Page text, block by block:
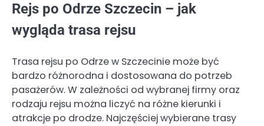
Rejs po Odrze Szczecin – jak
wygląda trasa rejsu
Trasa rejsu po Odrze w Szczecinie może być
bardzo różnorodna i dostosowana do potrzeb
pasażerów. W zależności od wybranej firmy oraz
rodzaju rejsu można liczyć na różne kierunki i
atrakcje po drodze. Najczęściej wybierane trasy